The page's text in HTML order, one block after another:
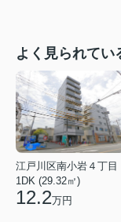
よく見られてい
江戸川区南小岩４丁目
1DK (29.32㎡)
12.2万円